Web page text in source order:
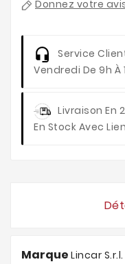
Donnez votre
Service
Vendredi De 9h À
Livraison En
En Stock Avec
Marque Lincar S.r.l.